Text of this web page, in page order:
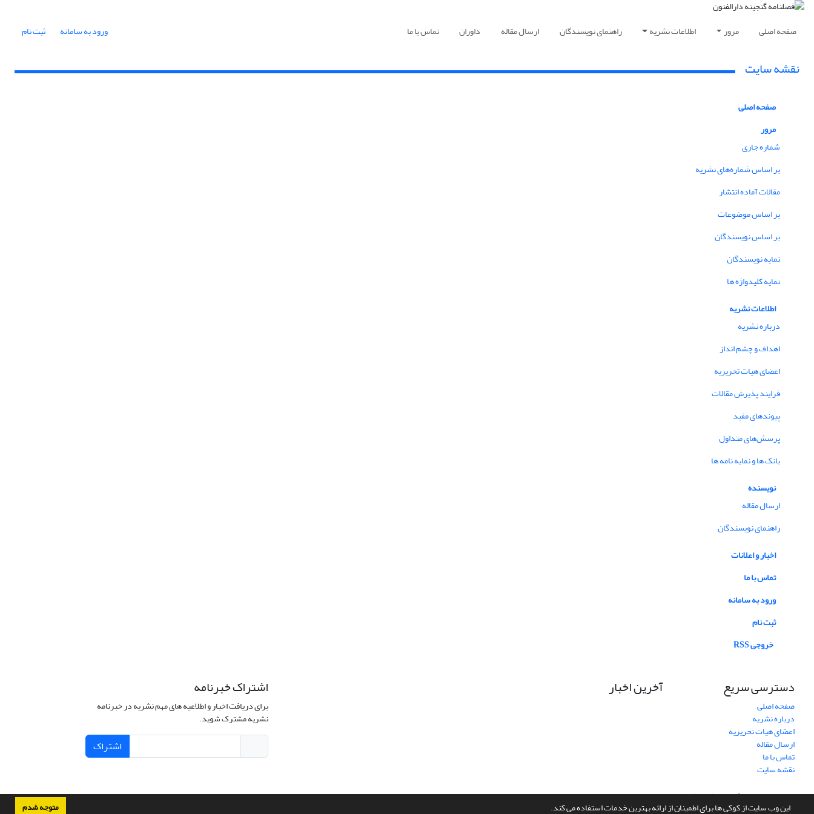
این وب سایت از کوکی ها برای اطمینان از ارائه بهترین خدمات استفاده می کند. متوجه شدم
صفحه اصلی مرور اطلاعات نشریه راهنمای نویسندگان ارسال مقاله داوران تماس با ما ورود به سامانه ثبت نام
نقشه سایت
صفحه اصلی
مرور
شماره جاری
بر اساس شماره‌های نشریه
مقالات آماده انتشار
بر اساس موضوعات
بر اساس نویسندگان
نمایه نویسندگان
نمایه کلیدواژه ها
اطلاعات نشریه
درباره نشریه
اهداف و چشم انداز
اعضای هیات تحریریه
فرایند پذیرش مقالات
پیوندهای مفید
پرسش‌های متداول
بانک ها و نمایه نامه ها
نویسنده
ارسال مقاله
راهنمای نویسندگان
اخبار و اعلانات
تماس با ما
ورود به سامانه
ثبت نام
خروجی RSS
دسترسی سریع
صفحه اصلی
درباره نشریه
اعضای هیات تحریریه
ارسال مقاله
تماس با ما
نقشه سایت
آخرین اخبار اشتراک خبرنامه
برای دریافت اخبار و اطلاعیه های مهم نشریه در خبرنامه
نشریه مشترک شوید.
اشتراک
سامانه مدیریت نشریات علمی.طراحی و پیاده سازی ازسیناوب